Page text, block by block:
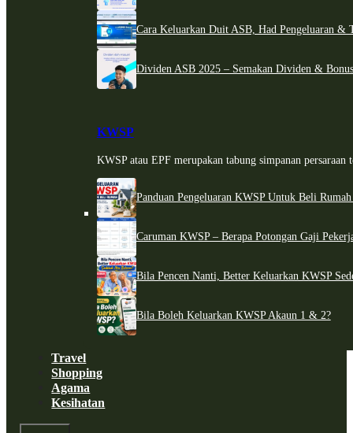
Cara Keluarkan Duit ASB, Had Pengeluaran &
Dividen ASB 2025 – Semakan Dividen &
KWSP
KWSP atau EPF merupakan tabung simpanan persaraan
Panduan Pengeluaran KWSP Untuk Beli
Caruman KWSP – Berapa Potongan Gaji
Bila Pencen Nanti, Better Keluarkan KWSP
Bila Boleh Keluarkan KWSP Akaun 1 & 2?
Travel
Shopping
Agama
Kesihatan